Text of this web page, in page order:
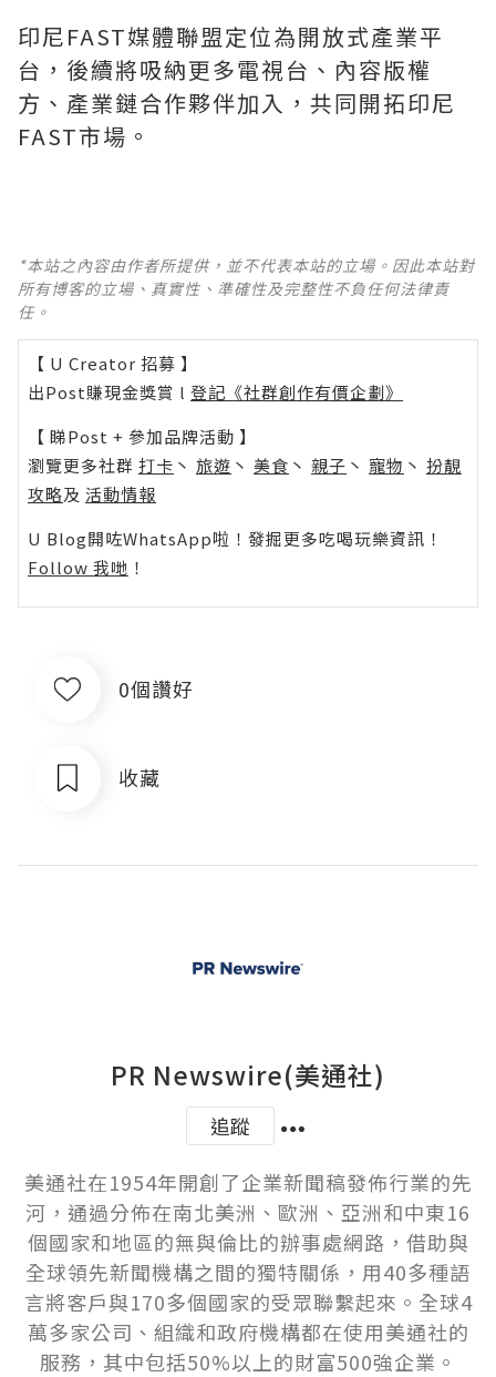
印尼FAST媒體聯盟定位為開放式產業平
台，後續將吸納更多電視台、內容版權
方、產業鏈合作夥伴加入，共同開拓印尼
FAST市場。
*本站之內容由作者所提供，並不代表本站的立場。因此本站對
所有博客的立場、真實性、準確性及完整性不負任何法律責
任。
【 U Creator 招募 】
出Post賺現金獎賞 l 登記《社群創作有價企劃》
【 睇Post + 參加品牌活動 】
瀏覽更多社群 打卡 丶 旅遊 丶 美食 丶 親子 丶 寵物 丶 扮靚
攻略及 活動情報
U Blog開咗WhatsApp啦！發掘更多吃喝玩樂資訊！
Follow 我哋 ！
0個讚好
收藏
PR Newswire(美通社)
追蹤
美通社在1954年開創了企業新聞稿發佈行業的先
河，通過分佈在南北美洲、歐洲、亞洲和中東16
個國家和地區的無與倫比的辦事處網路，借助與
全球領先新聞機構之間的獨特關係，用40多種語
言將客戶與170多個國家的受眾聯繫起來。全球4
萬多家公司、組織和政府機構都在使用美通社的
服務，其中包括50%以上的財富500強企業。